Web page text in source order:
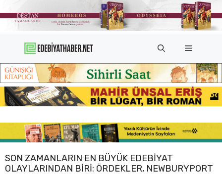
atla
Menü
SON ZAMANLARIN EN BÜYÜK EDEBIYAT
OLAYLARINDAN BIRI: ÖRDEKLER, NEWBURYPORT